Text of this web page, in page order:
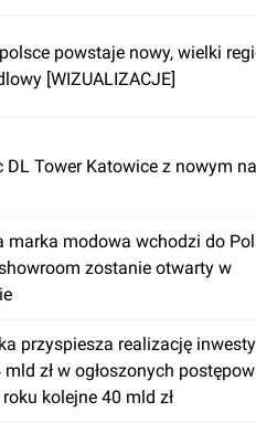
powstaje nowy, wielki
[WIZUALIZACJE]
DL Tower Katowice z nowym
marka modowa wchodzi do
zostanie otwarty w
przyspiesza realizację
zł w ogłoszonych
kolejne 40 mld zł